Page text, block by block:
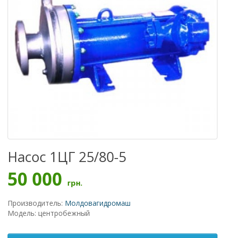
Насос 1ЦГ 25/80-5
50 000 грн.
Производитель: Молдовагидромаш
Модель: центробежный